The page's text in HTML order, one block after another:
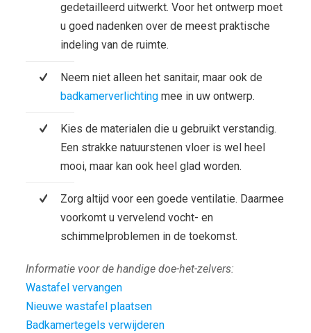
gedetailleerd uitwerkt. Voor het ontwerp moet
u goed nadenken over de meest praktische
indeling van de ruimte.
Neem niet alleen het sanitair, maar ook de
badkamerverlichtingmee in uw ontwerp.
Kies de materialen die u gebruikt verstandig.
Een strakke natuurstenen vloer is wel heel
mooi, maar kan ook heel glad worden.
Zorg altijd voor een goede ventilatie. Daarmee
voorkomt u vervelend vocht- en
schimmelproblemen in de toekomst.
Informatie voor de handige doe-het-zelvers:
Wastafel vervangen
Nieuwe wastafel plaatsen
Badkamertegels verwijderen